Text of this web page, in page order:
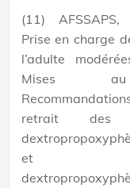
(11) AFSSAPS,
Prise en charge
l’adulte
Mises
retrait des
et